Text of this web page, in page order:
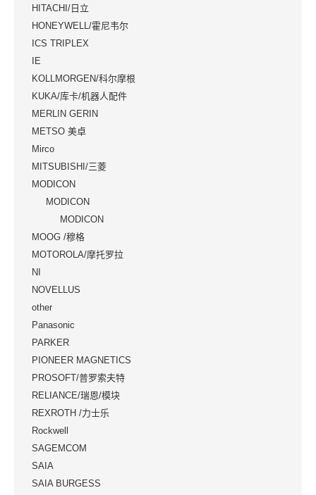
HITACHI/日立
HONEYWELL/霍尼韦尔
ICS TRIPLEX
IE
KOLLMORGEN/科尔摩根
KUKA/库卡/机器人配件
MERLIN GERIN
METSO 美卓
Mirco
MITSUBISHI/三菱
MODICON
MODICON
MODICON
MOOG /穆格
MOTOROLA/摩托罗拉
NI
NOVELLUS
other
Panasonic
PARKER
PIONEER MAGNETICS
PROSOFT/普罗索夫特
RELIANCE/瑞恩/模块
REXROTH /力士乐
Rockwell
SAGEMCOM
SAIA
SAIA BURGESS